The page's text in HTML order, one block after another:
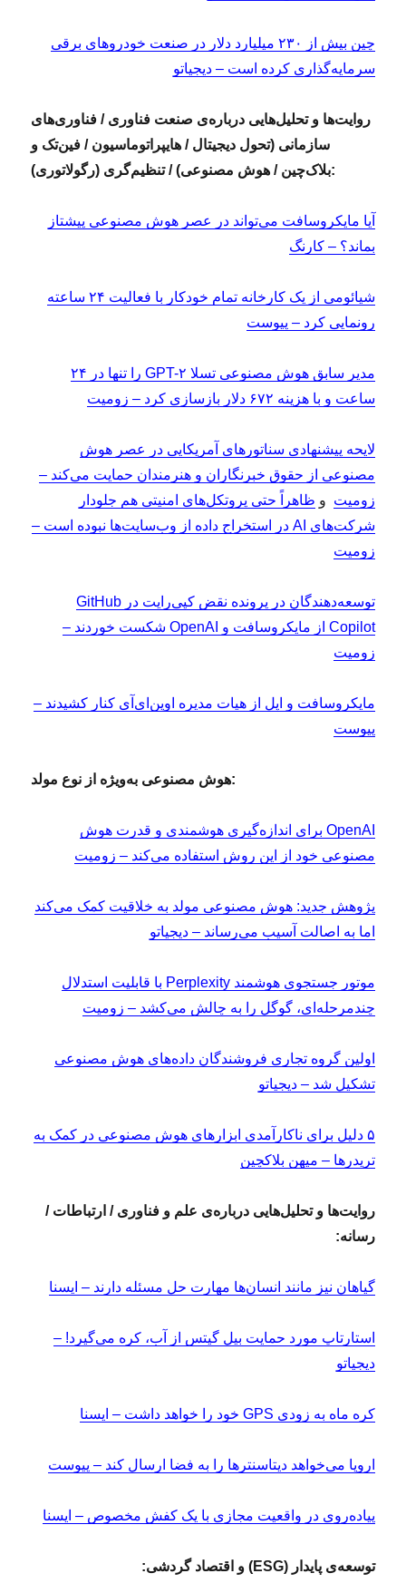
چین بیش از ۲۳۰ میلیارد دلار در صنعت خودروهای برقی
سرمایه‌گذاری کرده است – دیجیاتو
روایت‌ها و تحلیل‌هایی درباره‌ی صنعت فناوری / فناوری‌های
سازمانی (تحول دیجیتال / هایپراتوماسیون / فین‌تک و
بلاک‌چین / هوش مصنوعی) / تنظیم‌گری (رگولاتوری):
آیا مایکروسافت می‌تواند در عصر هوش مصنوعی پیشتاز
بماند؟ – کارنگ
شیائومی از یک کارخانه تمام خودکار با فعالیت ۲۴ ساعته
رونمایی کرد – پیوست
مدیر سابق هوش مصنوعی تسلا GPT-۲ را تنها در ۲۴
ساعت و با هزینه ۶۷۲ دلار بازسازی کرد – زومیت
لایحه پیشنهادی سناتورهای آمریکایی در عصر هوش
مصنوعی از حقوق خبرنگاران و هنرمندان حمایت می‌کند –
زومیت و ظاهراً حتی پروتکل‌های امنیتی هم جلودار
شرکت‌های AI در استخراج داده از وب‌سایت‌ها نبوده است –
زومیت
توسعه‌دهندگان در پرونده نقض کپی‌رایت در GitHub
Copilot از مایکروسافت و OpenAI شکست خوردند –
زومیت
مایکروسافت و اپل از هیات مدیره اوپن‌ای‌آی کنار کشیدند –
پیوست
هوش مصنوعی به‌ویژه از نوع مولد:
OpenAI برای اندازه‌گیری هوشمندی و قدرت هوش
مصنوعی خود از این روش استفاده می‌کند – زومیت
پژوهش جدید: هوش مصنوعی مولد به خلاقیت کمک می‌کند
اما به اصالت آسیب می‌رساند – دیجیاتو
موتور جستجوی هوشمند Perplexity با قابلیت استدلال
چندمرحله‌ای، گوگل را به چالش می‌کشد – زومیت
اولین گروه تجاری فروشندگان داده‌های هوش مصنوعی
تشکیل شد – دیجیاتو
۵ دلیل برای ناکارآمدی ابزارهای هوش مصنوعی در کمک به
تریدرها – میهن بلاکچین
روایت‌ها و تحلیل‌هایی درباره‌ی علم و فناوری / ارتباطات /
رسانه:
گیاهان نیز مانند انسان‌ها مهارت حل مسئله دارند – ایسنا
استارتاپ مورد حمایت بیل گیتس از آب، کره می‌گیرد! –
دیجیاتو
کره ماه به زودی GPS خود را خواهد داشت – ایسنا
اروپا می‌خواهد دیتاسنتر‌ها را به فضا ارسال کند – پیوست
پیاده‌روی در واقعیت مجازی با یک کفش‌ مخصوص – ایسنا
توسعه‌ی پایدار (ESG) و اقتصاد گردشی: